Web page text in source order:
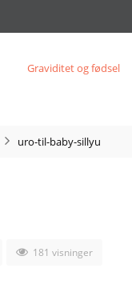
Graviditet og fødsel
uro-til-baby-sillyu
181 visninger